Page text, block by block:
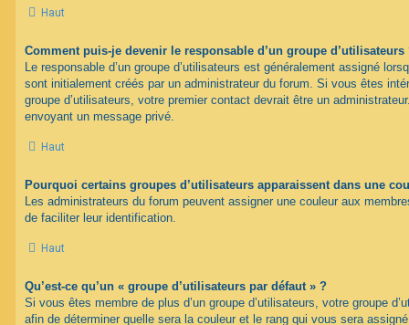
Haut
Comment puis-je devenir le responsable d’un groupe d’utilisateurs
Le responsable d’un groupe d’utilisateurs est généralement assigné
sont initialement créés par un administrateur du forum. Si vous êtes
groupe d’utilisateurs, votre premier contact devrait être un
envoyant un message privé.
Haut
Pourquoi certains groupes d’utilisateurs apparaissent dans une
Les administrateurs du forum peuvent assigner une couleur aux
de faciliter leur identification.
Haut
Qu’est-ce qu’un « groupe d’utilisateurs par défaut » ?
Si vous êtes membre de plus d’un groupe d’utilisateurs, votre groupe
afin de déterminer quelle sera la couleur et le rang qui vous sera